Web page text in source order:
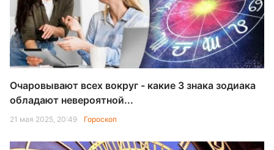
Очаровывают всех вокруг - какие 3 знака зодиака
обладают невероятной...
21 мая 2025, 20:49 Гороскоп